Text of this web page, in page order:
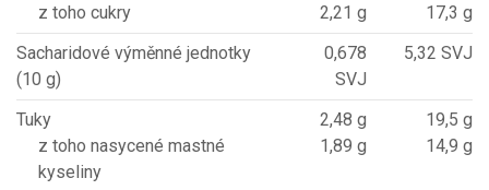
z toho cukry
2,21 g
17,3 g
Sacharidové výměnné jednotky
(10 g)
0,678
SVJ
5,32 SVJ
Tuky
z toho nasycené mastné
kyseliny
2,48 g
1,89 g
19,5 g
14,9 g